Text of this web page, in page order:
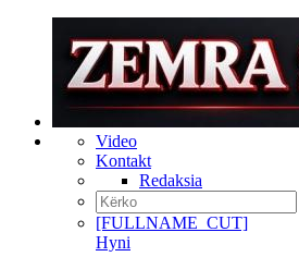
Video
Kontakt
Redaksia
[FULLNAME_CUT]
Hyni